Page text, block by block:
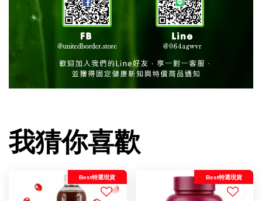
我猜你喜歡
Best特選現貨 Best特選現貨